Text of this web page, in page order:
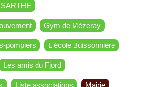
Gym de Mézeray
pompiers L'école Buissonnière
Les amis du Fjord
Liste associations Mairie